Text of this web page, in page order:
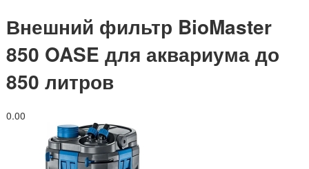
Внешний фильтр BioMaster
850 OASE для аквариума до
850 литров
0.00